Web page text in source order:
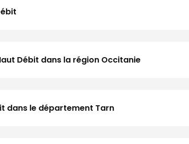
Débit dans la région Occitanie
dans le département Tarn